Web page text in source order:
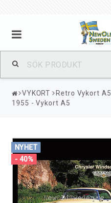
VYKORT Retro Vykort A5
1955 - Vykort A5
NYHET
- 40%